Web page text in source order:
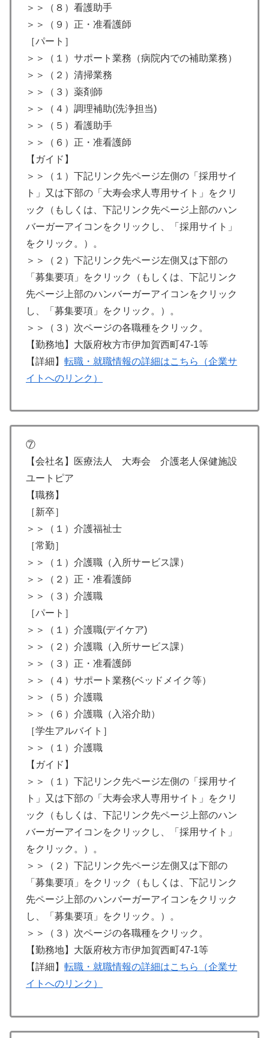
＞＞（８）看護助手
＞＞（９）正・准看護師
［パート］
＞＞（１）サポート業務（病院内での補助業務）
＞＞（２）清掃業務
＞＞（３）薬剤師
＞＞（４）調理補助(洗浄担当)
＞＞（５）看護助手
＞＞（６）正・准看護師
【ガイド】
＞＞（１）下記リンク先ページ左側の「採用サイ
ト」又は下部の「大寿会求人専用サイト」をクリ
ック（もしくは、下記リンク先ページ上部のハン
バーガーアイコンをクリックし、「採用サイト」
をクリック。）。
＞＞（２）下記リンク先ページ左側又は下部の
「募集要項」をクリック（もしくは、下記リンク
先ページ上部のハンバーガーアイコンをクリック
し、「募集要項」をクリック。）。
＞＞（３）次ページの各職種をクリック。
【勤務地】大阪府枚方市伊加賀西町47-1等
【詳細】 転職・就職情報の詳細はこちら（企業サ
イトへのリンク）
⑦
【会社名】医療法人 大寿会 介護老人保健施設
ユートピア
【職務】
［新卒］
＞＞（１）介護福祉士
［常勤］
＞＞（１）介護職（入所サービス課）
＞＞（２）正・准看護師
＞＞（３）介護職
［パート］
＞＞（１）介護職(デイケア)
＞＞（２）介護職（入所サービス課）
＞＞（３）正・准看護師
＞＞（４）サポート業務(ベッドメイク等）
＞＞（５）介護職
＞＞（６）介護職（入浴介助）
［学生アルバイト］
＞＞（１）介護職
【ガイド】
＞＞（１）下記リンク先ページ左側の「採用サイ
ト」又は下部の「大寿会求人専用サイト」をクリ
ック（もしくは、下記リンク先ページ上部のハン
バーガーアイコンをクリックし、「採用サイト」
をクリック。）。
＞＞（２）下記リンク先ページ左側又は下部の
「募集要項」をクリック（もしくは、下記リンク
先ページ上部のハンバーガーアイコンをクリック
し、「募集要項」をクリック。）。
＞＞（３）次ページの各職種をクリック。
【勤務地】大阪府枚方市伊加賀西町47-1等
【詳細】 転職・就職情報の詳細はこちら（企業サ
イトへのリンク）